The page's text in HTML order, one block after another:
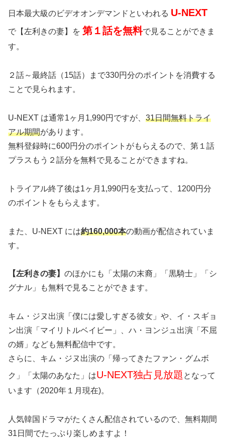
日本最大級のビデオオンデマンドといわれる U-NEXT
で【左利きの妻】を 第１話を無料で見ることができま
す。
２話～最終話（15話）まで330円分のポイントを消費する
ことで見られます。
U-NEXT は通常1ヶ月1,990円ですが、 31日間無料トライ
アル期間があります。
無料登録時に600円分のポイントがもらえるので、第１話
プラスもう２話分を無料で見ることができますね。
トライアル終了後は1ヶ月1,990円を支払って、1200円分
のポイントをもらえます。
また、U-NEXT には約160,000本の動画が配信されていま
す。
【左利きの妻】 のほかにも「太陽の末裔」「黒騎士」「シ
グナル」も無料で見ることができます。
キム・ジヌ出演 「僕には愛しすぎる彼女」 や、イ・スギョ
ン出演「マイリトルベイビー」
、ハ・ヨンジュ出演「不屈
の婿」なども無料配信中です。
さらに、キム・ジヌ出演の 「帰ってきたファン・グムボ
ク」
「太陽のあなた」 はU-NEXT独占見放題 となって
います（2020年１月現在)。
人気韓国ドラマがたくさん配信されているので、無料期間
31日間でたっぷり楽しめますよ！